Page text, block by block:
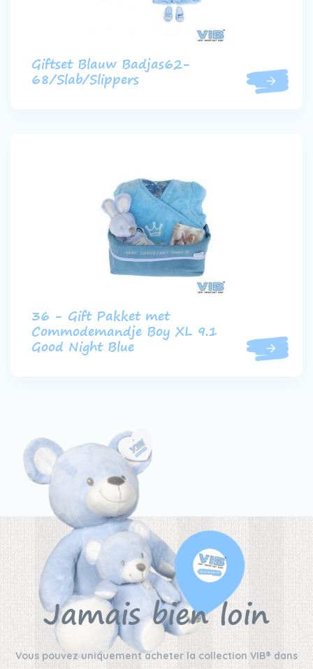
Giftset Blauw Badjas62-
68/Slab/Slippers
36 - Gift Pakket met
Commodemandje Boy XL 9.1
Good Night Blue
Jamais bien loin
Vous pouvez uniquement acheter la collection VIB® dans